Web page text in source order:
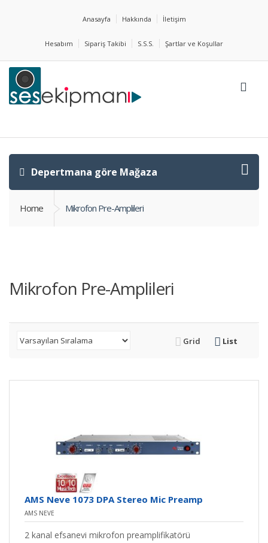
Anasayfa Hakkında İletişim
Hesabım Sipariş Takibi S.S.S. Şartlar ve Koşullar
Depertmana göre Mağaza
Home Mikrofon Pre-Amplileri
Mikrofon Pre-Amplileri
Grid List
AMS Neve 1073 DPA Stereo Mic Preamp
AMS NEVE
2 kanal efsanevi mikrofon preamplifikatörü